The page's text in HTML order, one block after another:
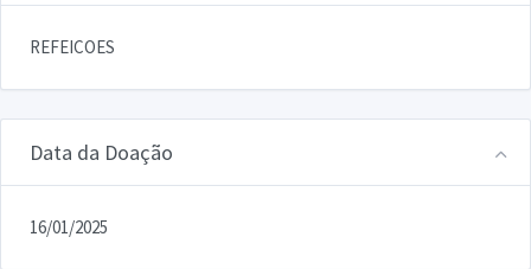
REFEICOES
Data da Doação
16/01/2025